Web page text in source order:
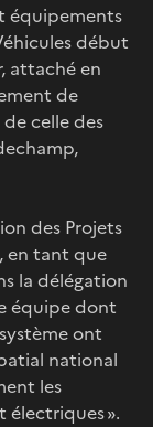
équipements
début
attaché en
de
celle des
des Projets
en tant que
la délégation
équipe dont
ont
national
les
».